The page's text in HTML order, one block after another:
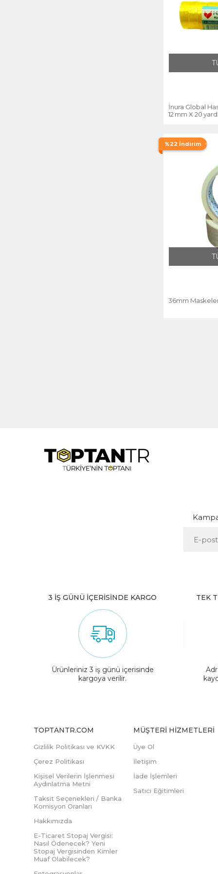
İnura Global
12 mm X 20
%22 İndirim
36mm
3 İŞ GÜNÜ İÇERİSİNDE KARGO
Ürünleriniz 3 iş günü içerisinde
kargoya verilir.
TEK
TOPTANTR.COM
Gizlilik Politikası ve KVKK
Çerez Politikası
Kişisel Verilerin İşlenmesi
Aydınlatma Metni
Taksit Seçenekleri / Banka
Komisyon Oranları
Hakkımızda
E-Ticaret Stopaj Vergisi:
Nasıl Ödenecek? Yeni
Stopaj Vergisinden Kimler
Muaf Olabilecek?
MÜŞTERI HIZMETLERI
Üye Ol
İletişim
İade İşlemleri
Satıcı Eğitimleri